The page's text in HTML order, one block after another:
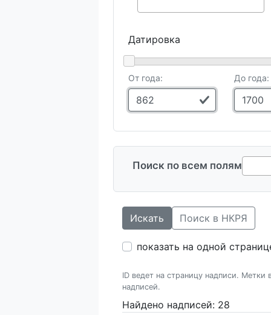
Датировка
От года: До года:
Поиск по всем полям
Искать Поиск в НКРЯ
показать на одной
ID ведет на страницу надписи. Метки
надписей.
Найдено надписей: 28